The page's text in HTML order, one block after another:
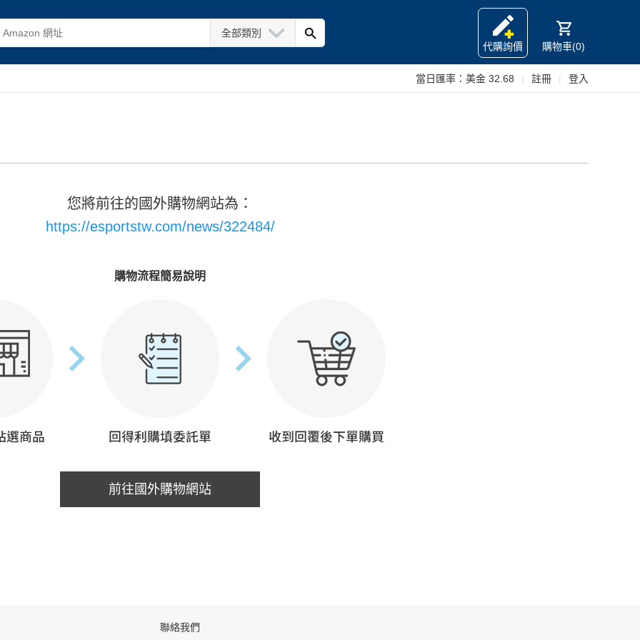
全部類別
代購詢價
購物車(0)
當日匯率： 美金 32.68 註冊 登入
您將前往的國外購物網站為：
https://esportstw.com/news/322484/
購物流程簡易說明
前往國外購物網站
聯絡我們